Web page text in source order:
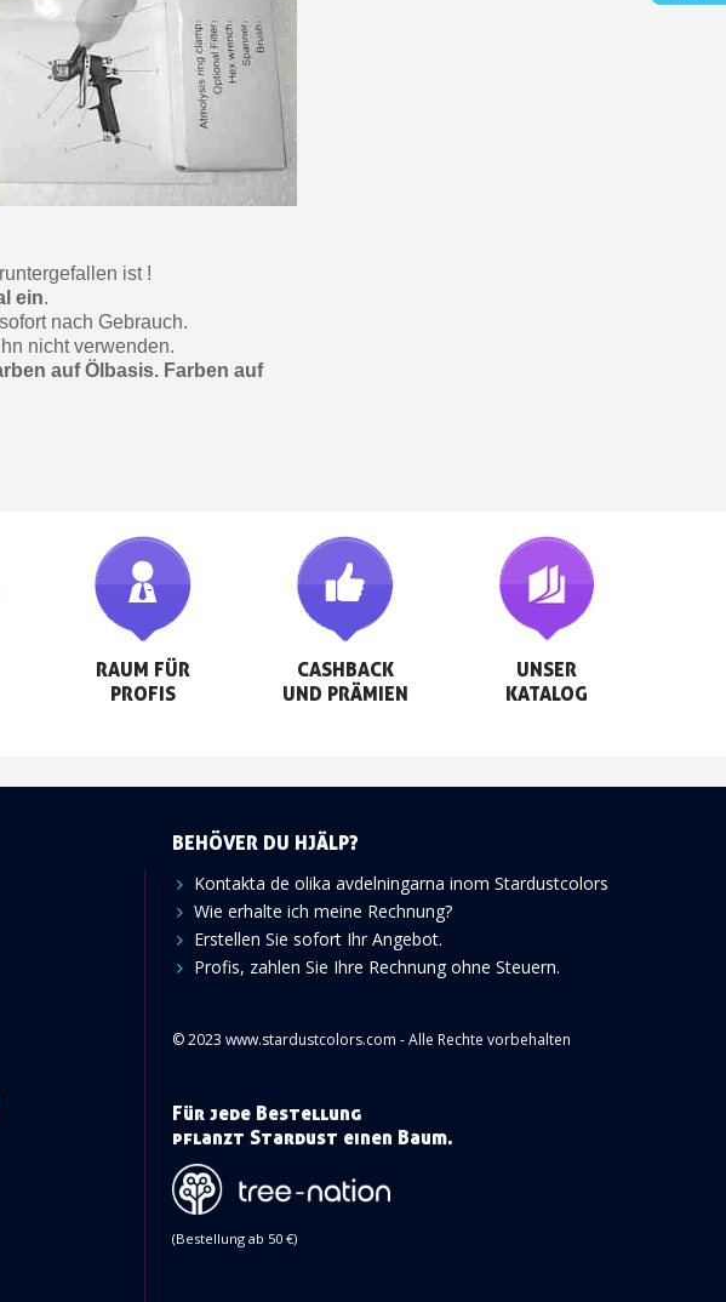
ist !
ein.
nach Gebrauch.
nicht verwenden.
auf Ölbasis. Farben auf
RAUM FÜR
PROFIS
CASHBACK
UND PRÄMIEN
UNSER
KATALOG
BEHÖVER DU HJÄLP?
Kontakta de olika avdelningarna inom Stardustcolors
Wie erhalte ich meine Rechnung?
Erstellen Sie sofort Ihr Angebot.
Profis, zahlen Sie Ihre Rechnung ohne Steuern.
© 2023 www.stardustcolors.com - Alle Rechte vorbehalten
Für jede Bestellung
pflanzt Stardust einen Baum.
(Bestellung ab 50 €)